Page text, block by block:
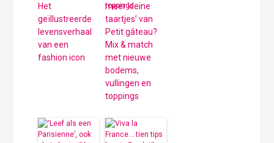
Het
geïllustreerde
levensverhaal
van een
fashion icon
meer kleine
taartjes’ van
Petit gâteau?
Mix & match
met nieuwe
bodems,
vullingen en
toppings